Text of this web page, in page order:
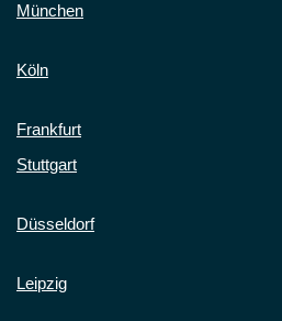
München
Köln
Frankfurt
Stuttgart
Düsseldorf
Leipzig